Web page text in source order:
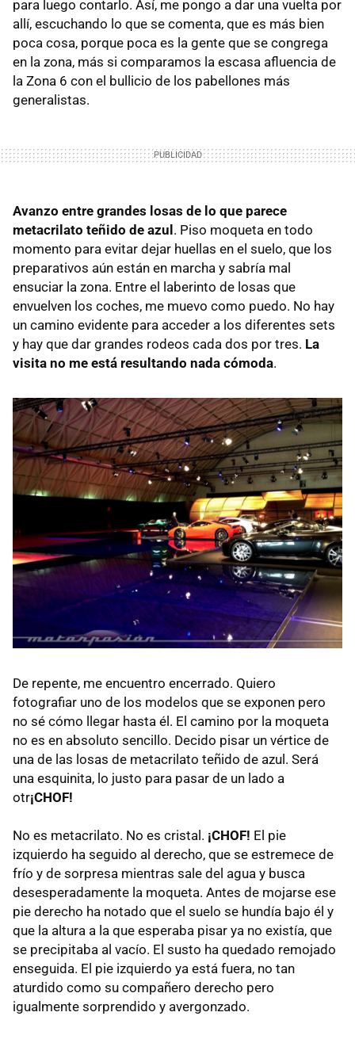
para luego contarlo. Así, me pongo a dar una vuelta por
allí, escuchando lo que se comenta, que es más bien
poca cosa, porque poca es la gente que se congrega
en la zona, más si comparamos la escasa afluencia de
la Zona 6 con el bullicio de los pabellones más
generalistas.
Avanzo entre grandes losas de lo que parece
metacrilato teñido de azul . Piso moqueta en todo
momento para evitar dejar huellas en el suelo, que los
preparativos aún están en marcha y sabría mal
ensuciar la zona. Entre el laberinto de losas que
envuelven los coches, me muevo como puedo. No hay
un camino evidente para acceder a los diferentes sets
y hay que dar grandes rodeos cada dos por tres. La
visita no me está resultando nada cómoda.
De repente, me encuentro encerrado. Quiero
fotografiar uno de los modelos que se exponen pero
no sé cómo llegar hasta él. El camino por la moqueta
no es en absoluto sencillo. Decido pisar un vértice de
una de las losas de metacrilato teñido de azul. Será
una esquinita, lo justo para pasar de un lado a
otr¡CHOF!
No es metacrilato. No es cristal. ¡CHOF! El pie
izquierdo ha seguido al derecho, que se estremece de
frío y de sorpresa mientras sale del agua y busca
desesperadamente la moqueta. Antes de mojarse ese
pie derecho ha notado que el suelo se hundía bajo él y
que la altura a la que esperaba pisar ya no existía, que
se precipitaba al vacío. El susto ha quedado remojado
enseguida. El pie izquierdo ya está fuera, no tan
aturdido como su compañero derecho pero
igualmente sorprendido y avergonzado.